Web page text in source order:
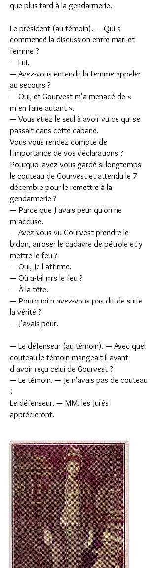
que plus tard à la gendarmerie.
Le président (au témoin). — Qui a
commencé la discussion entre mari et
femme ?
— Lui.
— Avez-vous entendu la femme appeler
au secours ?
— Oui, et Gourvest m'a menacé de «
m'en faire autant ».
— Vous étiez le seul à avoir vu ce qui se
passait dans cette cabane.
Vous vous rendez compte de
l'importance de vos déclarations ?
Pourquoi avez-vous gardé si longtemps
le couteau de Gourvest et attendu le 7
décembre pour le remettre à la
gendarmerie ?
— Parce que J'avais peur qu'on ne
m'accuse.
— Avez-vous vu Gourvest prendre le
bidon, arroser le cadavre de pétrole et y
mettre le feu ?
— Oui, Je l'affirme.
— Où a-t-il mis le feu ?
— À la tête.
— Pourquoi n'avez-vous pas dit de suite
la vérité ?
— J'avais peur.
— Le défenseur (au témoin). — Avec quel
couteau le témoin mangeait-il avant
d'avoir reçu celui de Gourvest ?
— Le témoin. — Je n'avais pas de couteau
!
Le défenseur. — MM. les Jurés
apprécieront.